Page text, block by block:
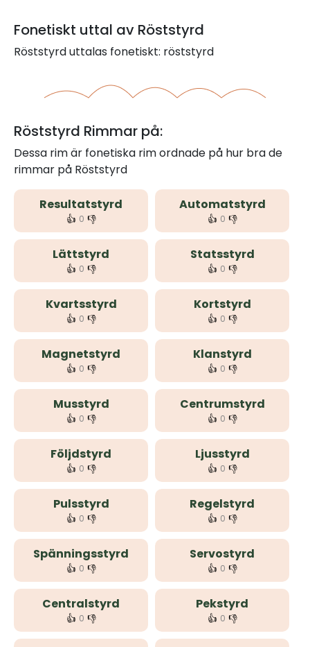
Fonetiskt uttal av Röststyrd
Röststyrd uttalas fonetiskt: röststyrd
Röststyrd Rimmar på:
Dessa rim är fonetiska rim ordnade på hur bra de
rimmar på Röststyrd
Resultatstyrd
👍 0 👎
Automatstyrd
👍 0 👎
Lättstyrd
👍 0 👎
Statsstyrd
👍 0 👎
Kvartsstyrd
👍 0 👎
Kortstyrd
👍 0 👎
Magnetstyrd
👍 0 👎
Klanstyrd
👍 0 👎
Musstyrd
👍 0 👎
Centrumstyrd
👍 0 👎
Följdstyrd
👍 0 👎
Ljusstyrd
👍 0 👎
Pulsstyrd
👍 0 👎
Regelstyrd
👍 0 👎
Spänningsstyrd
👍 0 👎
Servostyrd
👍 0 👎
Centralstyrd
👍 0 👎
Pekstyrd
👍 0 👎